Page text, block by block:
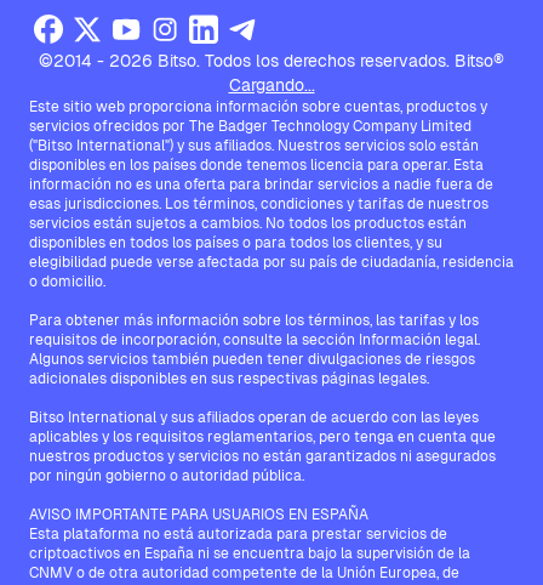
©2014 - 2026 Bitso. Todos los derechos reservados. Bitso®
Cargando...
Este sitio web proporciona información sobre cuentas, productos y
servicios ofrecidos por The Badger Technology Company Limited
("Bitso International") y sus afiliados. Nuestros servicios solo están
disponibles en los países donde tenemos licencia para operar. Esta
información no es una oferta para brindar servicios a nadie fuera de
esas jurisdicciones. Los términos, condiciones y tarifas de nuestros
servicios están sujetos a cambios. No todos los productos están
disponibles en todos los países o para todos los clientes, y su
elegibilidad puede verse afectada por su país de ciudadanía, residencia
o domicilio.
Para obtener más información sobre los términos, las tarifas y los
requisitos de incorporación, consulte la sección Información legal.
Algunos servicios también pueden tener divulgaciones de riesgos
adicionales disponibles en sus respectivas páginas legales.
Bitso International y sus afiliados operan de acuerdo con las leyes
aplicables y los requisitos reglamentarios, pero tenga en cuenta que
nuestros productos y servicios no están garantizados ni asegurados
por ningún gobierno o autoridad pública.
AVISO IMPORTANTE PARA USUARIOS EN ESPAÑA
Esta plataforma no está autorizada para prestar servicios de
criptoactivos en España ni se encuentra bajo la supervisión de la
CNMV o de otra autoridad competente de la Unión Europea, de